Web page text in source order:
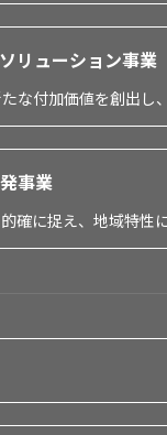
リューション事業
な付加価値を創出し
事業
確に捉え、地域特性